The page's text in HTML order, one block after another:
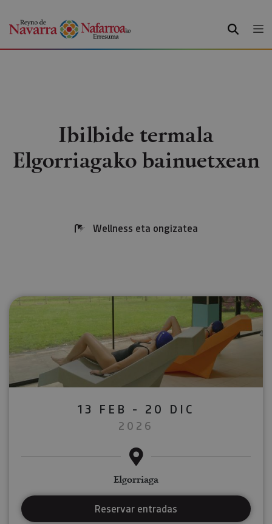
BILATU
Ibilbide termala
Elgorriagako bainuetxean
Wellness eta ongizatea
13 FEB - 20 DIC
2026
Elgorriaga
Reservar entradas